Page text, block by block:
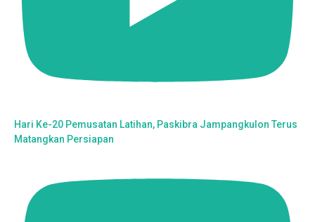
Hari Ke-20 Pemusatan Latihan, Paskibra Jampangkulon Terus
Matangkan Persiapan